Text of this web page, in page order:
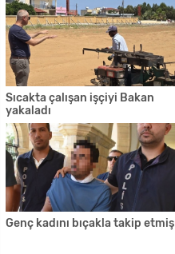
Sıcakta çalışan işçiyi Bakan
yakaladı
Genç kadını bıçakla takip etmiş